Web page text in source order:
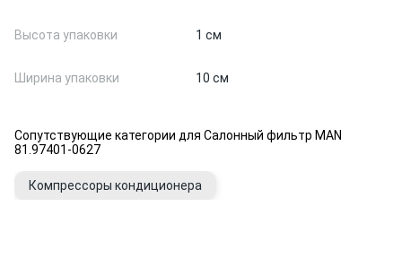
Высота упаковки 1 см
Ширина упаковки 10 см
Сопутствующие категории для Салонный фильтр MAN
81.97401-0627
Компрессоры кондиционера